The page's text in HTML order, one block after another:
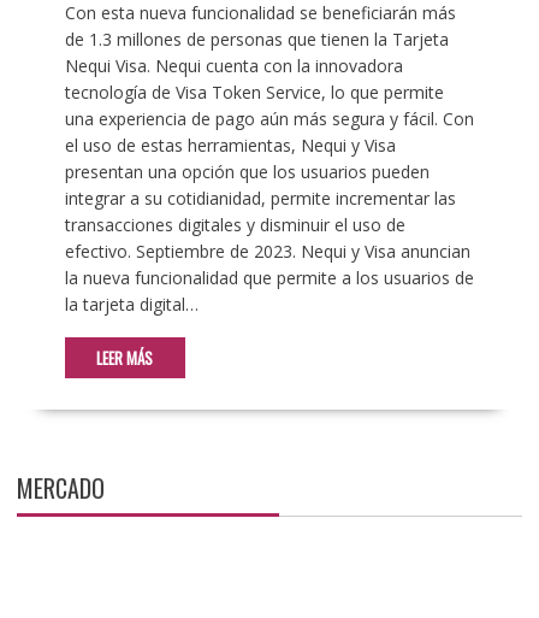
Con esta nueva funcionalidad se beneficiarán más
de 1.3 millones de personas que tienen la Tarjeta
Nequi Visa. Nequi cuenta con la innovadora
tecnología de Visa Token Service, lo que permite
una experiencia de pago aún más segura y fácil. Con
el uso de estas herramientas, Nequi y Visa
presentan una opción que los usuarios pueden
integrar a su cotidianidad, permite incrementar las
transacciones digitales y disminuir el uso de
efectivo. Septiembre de 2023. Nequi y Visa anuncian
la nueva funcionalidad que permite a los usuarios de
la tarjeta digital…
LEER MÁS
MERCADO